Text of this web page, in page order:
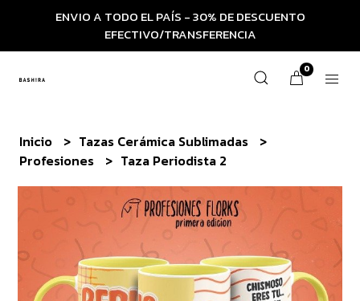
ENVIO A TODO EL PAÍS - 30% DE DESCUENTO
EFECTIVO/TRANSFERENCIA
0
Inicio
Tazas Cerámica Sublimadas
Profesiones
Taza Periodista 2